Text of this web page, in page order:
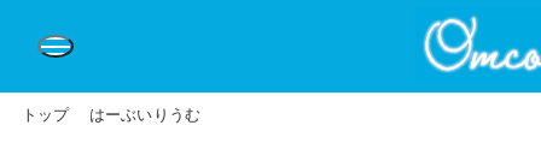
トップ はーぶいりうむ